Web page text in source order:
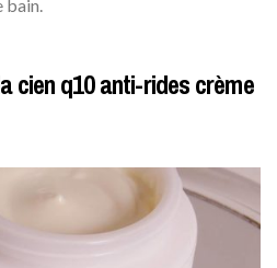
bain.
cien q10 anti-rides crème